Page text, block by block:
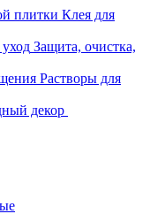
Клея для
Защита, очистка,
Растворы для
декор